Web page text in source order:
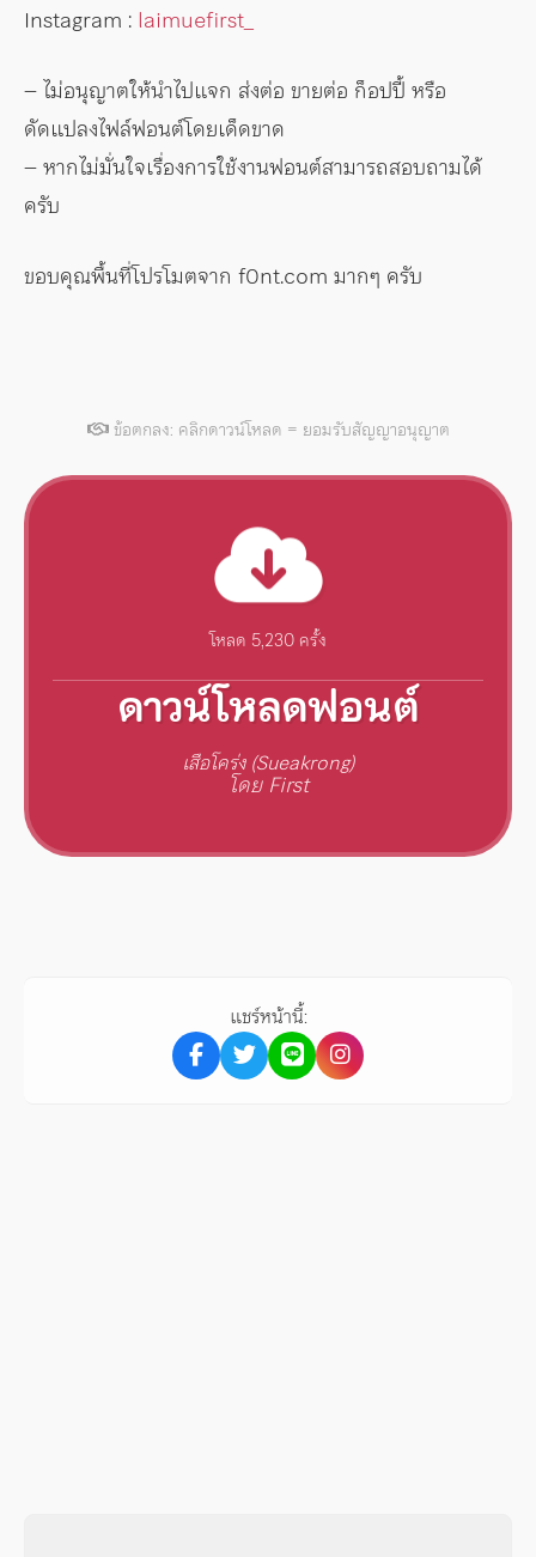
Instagram : laimuefirst_
– ไม่อนุญาตให้นำไปแจก ส่งต่อ ขายต่อ ก็อปปี้ หรือ
ดัดแปลงไฟล์ฟอนต์โดยเด็ดขาด
– หากไม่มั่นใจเรื่องการใช้งานฟอนต์สามารถสอบถามได้
ครับ
ขอบคุณพื้นที่โปรโมตจาก f0nt.com มากๆ ครับ
ข้อตกลง: คลิกดาวน์โหลด = ยอมรับสัญญาอนุญาต
โหลด 5,230 ครั้ง
ดาวน์โหลดฟอนต์
เสือโคร่ง (Sueakrong)
โดย First
แชร์หน้านี้: